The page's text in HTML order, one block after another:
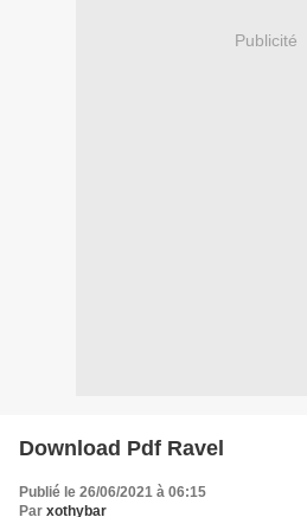
Publicité
Download Pdf Ravel
Publié le 26/06/2021 à 06:15
Par xothybar